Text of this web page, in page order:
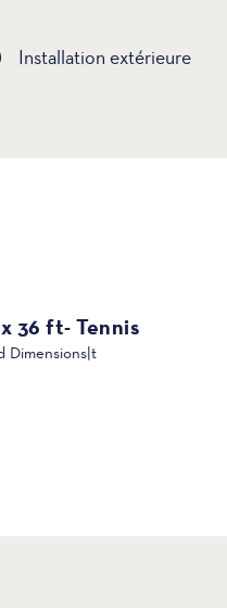
Installation extérieure
Dimensions|t
36 ft- Tennis